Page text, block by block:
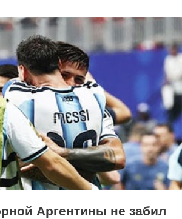
Аргентины не забил